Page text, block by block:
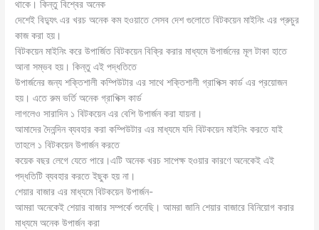
থাকে। কিন্তু বিশ্বের অনেক
দেশেই বিদ্যুৎ এর খরচ অনেক কম হওয়াতে সেসব দেশ গুলোতে বিটকয়েন মাইনিং এর প্রুচুর
কাজ করা হয়।
বিটকয়েন মাইনিং করে উপার্জিত বিটকয়েন বিক্রি করার মাধ্যমে উপার্জনের মূল টাকা হাতে
আনা সম্ভব হয়। কিন্তু এই পদ্ধতিতে
উপার্জনের জন্য শক্তিশালী কম্পিউটার এর সাথে শক্তিশালী গ্রাপিক্স কার্ড এর প্রয়োজন
হয়। এতে রুম ভর্তি অনেক গ্রাপিক্স কার্ড
লাগলেও সারাদিন ১ বিটকয়েন এর বেশি উপার্জন করা যায়না।
আমাদের দৈনন্দিন ব্যবহার করা কম্পিউটার এর মাধ্যমে যদি বিটকয়েন মাইনিং করতে যাই
তাহলে ১ বিটকয়েন উপার্জন করতে
কয়েক বছর লেগে যেতে পারে।এটি অনেক খরচ সাপেক্ষ হওয়ার কারণে অনেকেই এই
পদ্ধতিটি ব্যবহার করতে ইছুক হয় না।
শেয়ার বাজার এর মাধ্যমে বিটকয়েন উপার্জন-
আমরা অনেকেই শেয়ার বাজার সম্পর্কে শুনেছি। আমরা জানি শেয়ার বাজারে বিনিয়োগ করার
মাধ্যমে অনেক উপার্জন করা